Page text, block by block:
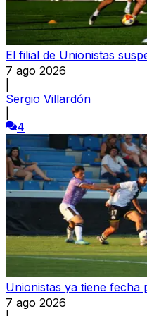
El filial de Unionistas
7 ago 2026
Sergio Villardón
4
Unionistas ya tiene fecha
7 ago 2026